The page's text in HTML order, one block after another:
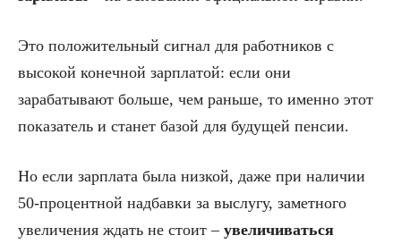
Это положительный сигнал для работников с
высокой конечной зарплатой: если они
зарабатывают больше, чем раньше, то именно этот
показатель и станет базой для будущей пенсии.
Но если зарплата была низкой, даже при наличии
50-процентной надбавки за выслугу, заметного
увеличения ждать не стоит – увеличиваться